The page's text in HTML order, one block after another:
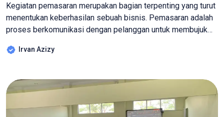
Kegiatan pemasaran merupakan bagian terpenting yang turut
menentukan keberhasilan sebuah bisnis. Pemasaran adalah
proses berkomunikasi dengan pelanggan untuk membujuk
sedemikian eratnya kaitan bisnis dengan pemasaran,
pemasaran diperlukan pengetahuan, pemahaman, dan
penguasaan ilmu dasar-dasar bisnis dan pemasaran (basic
marketing). Dampak dari pandemi […]
Irvan Azizy